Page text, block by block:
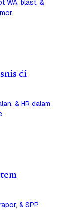
WA, blast, &
di
& HR dalam
& SPP